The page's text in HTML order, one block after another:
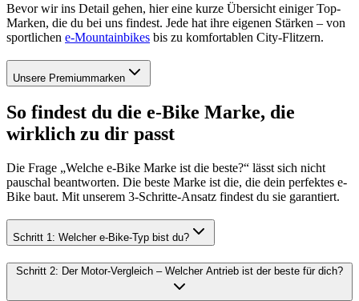
Bevor wir ins Detail gehen, hier eine kurze Übersicht einiger Top-
Marken, die du bei uns findest. Jede hat ihre eigenen Stärken – von
sportlichen e-Mountainbikes bis zu komfortablen City-Flitzern.
Unsere Premiummarken
So findest du die e-Bike Marke, die
wirklich zu dir passt
Die Frage „Welche e-Bike Marke ist die beste?“ lässt sich nicht
pauschal beantworten. Die beste Marke ist die, die dein perfektes e-
Bike baut. Mit unserem 3-Schritte-Ansatz findest du sie garantiert.
Schritt 1: Welcher e-Bike-Typ bist du?
Schritt 2: Der Motor-Vergleich – Welcher Antrieb ist der beste für dich?